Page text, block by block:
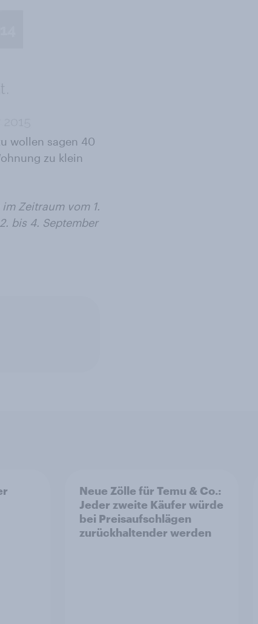
wollen sagen 40
zu klein
im Zeitraum vom 1.
bis 4. September
Neue Zölle für Temu & Co.:
Jeder zweite Käufer würde
bei Preisaufschlägen
zurückhaltender werden